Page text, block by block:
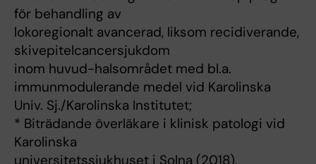
för behandling av
lokoregionalt avancerad, liksom recidiverande,
skivepitelcancersjukdom
inom huvud-halsområdet med bl.a.
immunmodulerande medel vid Karolinska
Univ. Sj./Karolinska Institutet;
* Biträdande överläkare i klinisk patologi vid
Karolinska
universitetssjukhuset i Solna (2018),